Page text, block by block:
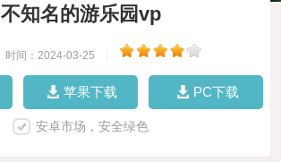
不知名的游乐园vp
时间：2024-03-25
苹果下载 PC下载
安卓市场，安全绿色